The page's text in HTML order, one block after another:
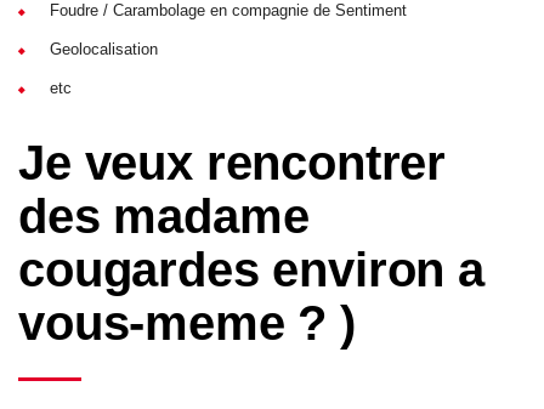
Foudre / Carambolage en compagnie de Sentiment
Geolocalisation
etc
Je veux rencontrer
des madame
cougardes environ a
vous-meme ? )